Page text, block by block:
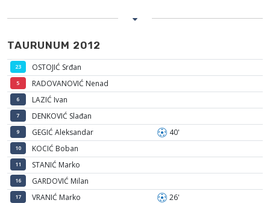
TAURUNUM 2012
23 OSTOJIĆ Srđan
5 RADOVANOVIĆ Nenad
6 LAZIĆ Ivan
7 DENKOVIĆ Slađan
9 GEGIĆ Aleksandar 40'
10 KOCIĆ Boban
11 STANIĆ Marko
16 GARDOVIĆ Milan
17 VRANIĆ Marko 26'